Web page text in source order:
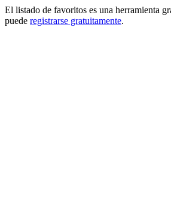
El listado de favoritos es una herramienta
puede registrarse gratuitamente.